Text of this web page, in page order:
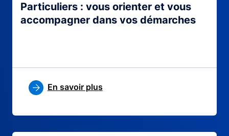
Particuliers : vous orienter et vous
accompagner dans vos démarches
En savoir plus